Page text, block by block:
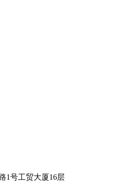
1号工贸大厦16层